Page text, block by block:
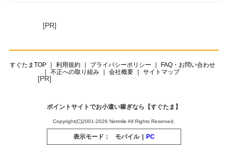
[PR]
すぐたまTOP 利用規約 プライバシーポリシー
FAQ・お問い合わせ
不正への取り組み
会社概要 サイトマップ
[PR]
ポイントサイトでお小遣い稼ぎなら【すぐたま】
Copyright(C)2001-2026 Netmile All Rights Reserved.
表示モード： モバイル | PC